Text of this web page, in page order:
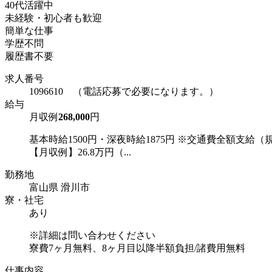
40代活躍中
未経験・初心者も歓迎
簡単な仕事
学歴不問
履歴書不要
求人番号
1096610 （電話応募で必要になります。）
給与
月収例 268,000円
基本時給1500円・深夜時給1875円 ※交通費全額支給（
【月収例】26.8万円（...
勤務地
富山県 滑川市
寮・社宅
あり
※詳細は問い合わせください
寮費7ヶ月無料、8ヶ月目以降半額負担/諸費用無料